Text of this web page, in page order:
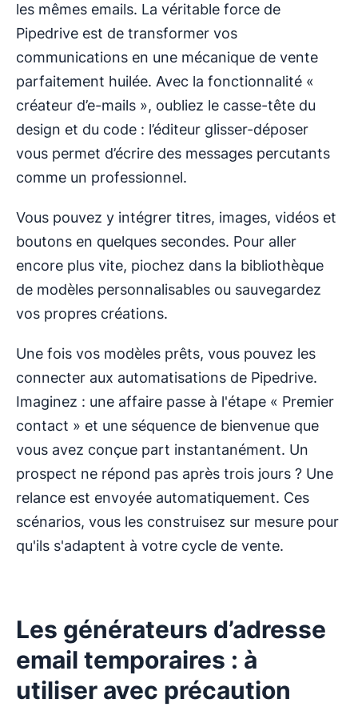
les mêmes emails. La véritable force de
Pipedrive est de transformer vos
communications en une mécanique de vente
parfaitement huilée. Avec la fonctionnalité «
créateur d’e-mails », oubliez le casse-tête du
design et du code : l’éditeur glisser-déposer
vous permet d’écrire des messages percutants
comme un professionnel.
Vous pouvez y intégrer titres, images, vidéos et
boutons en quelques secondes. Pour aller
encore plus vite, piochez dans la bibliothèque
de modèles personnalisables ou sauvegardez
vos propres créations.
Une fois vos modèles prêts, vous pouvez les
connecter aux automatisations de Pipedrive.
Imaginez : une affaire passe à l'étape « Premier
contact » et une séquence de bienvenue que
vous avez conçue part instantanément. Un
prospect ne répond pas après trois jours ? Une
relance est envoyée automatiquement. Ces
scénarios, vous les construisez sur mesure pour
qu'ils s'adaptent à votre cycle de vente.
Les générateurs d’adresse
email temporaires : à
utiliser avec précaution